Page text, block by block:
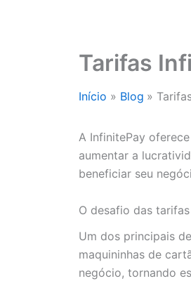
Tarifas
Início Blog
A InfinitePay
aumentar a
beneficiar seu
O desafio das
Um dos principais
maquininhas de
negócio, tornando